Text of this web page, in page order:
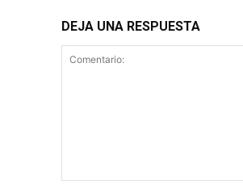
DEJA UNA RESPUESTA